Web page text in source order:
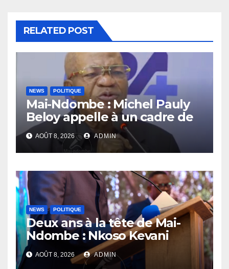
RELATED POST
NEWS POLITIQUE
Mai-Ndombe : Michel Pauly
Beloy appelle à un cadre de
concertation avant la tenue
du dialogue inclusif
AOÛT 8, 2026 ADMIN
NEWS POLITIQUE
Deux ans à la tête de Mai-
Ndombe : Nkoso Kevani
défend son bilan et fait de la
sécurité sa priorité
AOÛT 8, 2026 ADMIN